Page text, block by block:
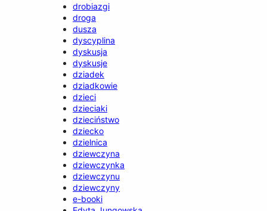
drobiazgi
droga
dusza
dyscyplina
dyskusja
dyskusje
dziadek
dziadkowie
dzieci
dzieciaki
dzieciństwo
dziecko
dzielnica
dziewczyna
dziewczynka
dziewczynu
dziewczyny
e-booki